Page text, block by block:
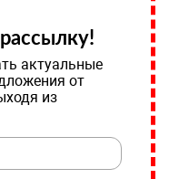
актуальные
от
из